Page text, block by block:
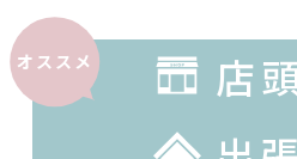
オススメ
店